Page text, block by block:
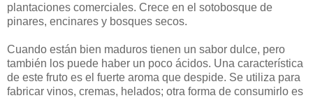
plantaciones comerciales. Crece en el sotobosque de
pinares, encinares y bosques secos.
Cuando están bien maduros tienen un sabor dulce, pero
también los puede haber un poco ácidos. Una característica
de este fruto es el fuerte aroma que despide. Se utiliza para
fabricar vinos, cremas, helados; otra forma de consumirlo es